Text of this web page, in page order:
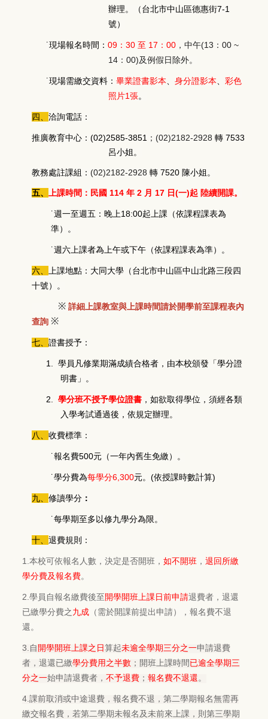
辦理。（台北市中山區德惠街7-1
號）
˙現場報名時間： 09：30 至 17：00 ，中午(13：00 ~
14：00)及例假日除外。
˙現場需繳交資料： 畢業證書影本 身分證影本
彩色
照片1張。
四、 洽詢電話：
推廣教育中心：(02)2585-3851 ；(02)2182-2928 轉 7533
呂小姐。
教務處註課組： (02)2182-2928 轉 7520 陳小姐。
五、 上課時間：民國 114 年 2 月 17 日(一)起 陸續開課。
˙週一至週五：晚上18:00起上課（依課程課表為
準）。
˙週六上課者為上午或下午（依課程課表為準）。
六、
上課地點：大同大學（台北市中山區中山北路三段四
十號）。
※ 詳細上課教室與上課時間請於開學前至課程表內
查詢 ※
七、 證書授予：
1. 學員凡修業期滿成績合格者，由本校頒發「學分證
明書」。
2. 學分班不授予學位證書 ，如欲取得學位，須經各類
入學考試通過後，依規定辦理。
八、 收費標準：
˙報名費500元（一年內舊生免繳）。
˙學分費為每學分6,300元。(依授課時數計算)
九、 修讀學分 ：
˙每學期至多以修九學分為限。
十、 退費規則：
1. 本校可依報名人數，決定是否開班， 如不開班 ， 退回所繳
學分費及報名費。
2. 學員自報名繳費後至開學開班上課日前申請退費者，退還
已繳學分費之九成 （需於開課前提出申請），報名費不退
還。
3. 自開學開班上課之日算起未逾全學期三分之一申請退費
者，退還已繳學分費用之半數 ；開班上課時間已逾全學期三
分之一始申請退費者， 不予退費 ； 報名費不退還。
4. 課前取消或中途退費，報名費不退，第二學期報名無需再
繳交報名費，若第二學期未報名及未前來上課，則第三學期